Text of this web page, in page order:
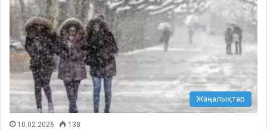
Жаңалықтар
10.02.2026 138